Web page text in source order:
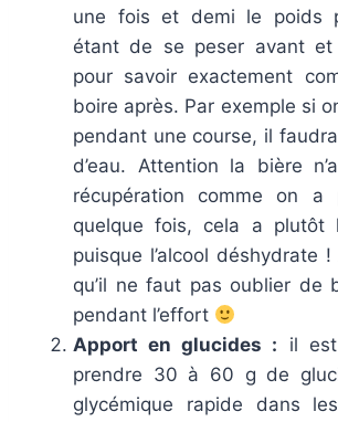
une fois et demi le poids
étant de se peser avant et
pour savoir exactement
boire après. Par exemple si
pendant une course, il
d’eau. Attention la bière
récupération comme on a
quelque fois, cela a plutôt
puisque l’alcool déshydrate
qu’il ne faut pas oublier de
pendant l’effort
Apport en glucides : il
prendre 30 à 60 g de
glycémique rapide dans